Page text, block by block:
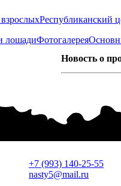
Республиканский
лошадиФотогалерея
Новость о
+7 (993) 140-25-55
nasty5@mail.ru